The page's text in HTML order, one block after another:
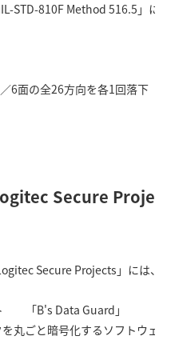
810F Method 516.5」に基
の全26方向を各1回落下
Secure
Secure Projects」には、
「B's Data Guard」
丸ごと暗号化するソフトウェ